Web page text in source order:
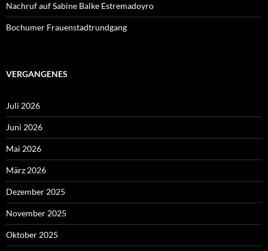
Nachruf auf Sabine Balke Estremadoyro
Bochumer Frauenstadtrundgang
VERGANGENES
Juli 2026
Juni 2026
Mai 2026
März 2026
Dezember 2025
November 2025
Oktober 2025